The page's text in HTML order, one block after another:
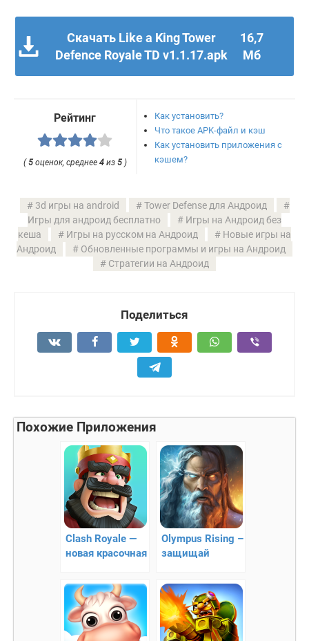
Скачать Like a King Tower
Defence Royale TD v1.1.17.apk
16,7
Мб
Рейтинг
( 5оценок, среднее 4из 5)
Как установить?
Что такое APK-файл и кэш
Как установить приложения с
кэшем?
3d игры на android
Tower Defense для Андроид
Игры для андроид бесплатно
Игры на Андроид без
кеша
Игры на русском на Андроид
Новые игры на
Андроид
Обновленные программы и игры на Андроид
Стратегии на Андроид
Поделиться
Похожие Приложения
Clash Royale —
новая красочная
Olympus Rising –
защищай
олимп!